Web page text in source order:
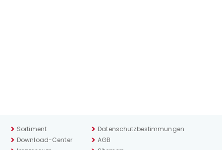
Sortiment
Download-Center
Datenschutzbestimmungen
AGB